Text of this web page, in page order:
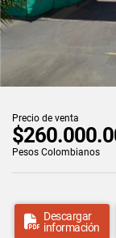
Precio de venta
Pesos Colombianos
Descargar
información